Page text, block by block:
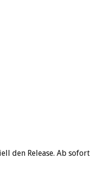
den Release. Ab sofort